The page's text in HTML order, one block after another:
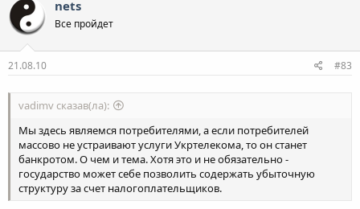
nets
Все пройдет
21.08.10 #83
vadimv сказав(ла):
Мы здесь являемся потребителями, а если потребителей
массово не устраивают услуги Укртелекома, то он станет
банкротом. О чем и тема. Хотя это и не обязательно -
государство может себе позволить содержать убыточную
структуру за счет налогоплательщиков.